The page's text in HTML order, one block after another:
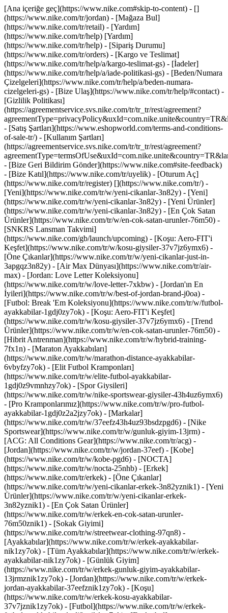
[Ana içeriğe geç](https://www.nike.com#skip-to-content) - []
(https://www.nike.com/tr/jordan) - [Mağaza Bul]
(https://www.nike.com/tr/retail) - [Yardım]
(https://www.nike.com/tr/help) [Yardım]
(https://www.nike.com/tr/help) - [Sipariş Durumu]
(https://www.nike.com/tr/orders) - [Kargo ve Teslimat]
(https://www.nike.com/tr/help/a/kargo-teslimat-gs) - [İadeler]
(https://www.nike.com/tr/help/a/iade-politikasi-gs) - [Beden/Numara
Çizelgeleri](https://www.nike.com/tr/help/a/beden-numara-
cizelgeleri-gs) - [Bize Ulaş](https://www.nike.com/tr/help/#contact) -
[Gizlilik Politikası]
(https://agreementservice.svs.nike.com/tr/tr_tr/rest/agreement?
- [Satış Şartları](https://www.eshopworld.com/terms-and-conditions-
of-sale-tr/) - [Kullanım Şartları]
(https://agreementservice.svs.nike.com/tr/tr_tr/rest/agreement?
- [Bize Geri Bildirim Gönder](https://www.nike.com#site-feedback)
- [Bize Katıl](https://www.nike.com/tr/uyelik) - [Oturum Aç]
(https://www.nike.com/tr/register) [](https://www.nike.com/tr/) -
[Yeni](https://www.nike.com/tr/w/yeni-cikanlar-3n82y) - [Yeni]
(https://www.nike.com/tr/w/yeni-cikanlar-3n82y) - [Yeni Ürünler]
(https://www.nike.com/tr/w/yeni-cikanlar-3n82y) - [En Çok Satan
Ürünler](https://www.nike.com/tr/w/en-cok-satan-urunler-76m50) -
[SNKRS Lansman Takvimi]
(https://www.nike.com/gb/launch/upcoming) - [Koşu: Aero-FIT'i
Keşfet](https://www.nike.com/tr/w/kosu-giysiler-37v7jz6ymx6) -
[Öne Çıkanlar](https://www.nike.com/tr/w/yeni-cikanlar-just-in-
3apgqz3n82y) - [Air Max Dünyası](https://www.nike.com/tr/air-
max) - [Jordan: Love Letter Koleksiyonu]
(https://www.nike.com/tr/w/love-letter-7xkbw) - [Jordan'ın En
İyileri](https://www.nike.com/tr/w/best-of-jordan-brand-j0oa) -
[Futbol: Break 'Em Koleksiyonu](https://www.nike.com/tr/w/futbol-
ayakkabilar-1gdj0zy7ok) - [Koşu: Aero-FIT'i Keşfet]
(https://www.nike.com/tr/w/kosu-giysiler-37v7jz6ymx6) - [Trend
Ürünler](https://www.nike.com/tr/w/en-cok-satan-urunler-76m50) -
[Hibrit Antrenman](https://www.nike.com/tr/w/hybrid-training-
7fx1n) - [Maraton Ayakkabıları]
(https://www.nike.com/tr/w/marathon-distance-ayakkabilar-
6vbyfzy7ok) - [Elit Futbol Kramponları]
(https://www.nike.com/tr/w/elite-futbol-ayakkabilar-
1gdj0z9vmnhzy7ok) - [Spor Giysileri]
(https://www.nike.com/tr/w/nike-sportswear-giysiler-43h4uz6ymx6)
- [Pro Kramponlarımız](https://www.nike.com/tr/w/pro-futbol-
ayakkabilar-1gdj0z2a2jzy7ok) - [Markalar]
(https://www.nike.com/tr/w/37eefz43h4uz93bsdzpgd6) - [Nike
Sportswear](https://www.nike.com/tr/w/gunluk-giyim-13jrm) -
[ACG: All Conditions Gear](https://www.nike.com/tr/acg) -
[Jordan](https://www.nike.com/tr/w/jordan-37eef) - [Kobe]
(https://www.nike.com/tr/w/kobe-pgd6) - [NOCTA]
(https://www.nike.com/tr/w/nocta-25nhb) - [Erkek]
(https://www.nike.com/tr/erkek) - [Öne Çıkanlar]
(https://www.nike.com/tr/w/yeni-cikanlar-erkek-3n82yznik1) - [Yeni
Ürünler](https://www.nike.com/tr/w/yeni-cikanlar-erkek-
3n82yznik1) - [En Çok Satan Ürünler]
(https://www.nike.com/tr/w/erkek-en-cok-satan-urunler-
76m50znik1) - [Sokak Giyimi]
(https://www.nike.com/tr/w/streetwear-clothing-97qn8) -
[Ayakkabılar](https://www.nike.com/tr/w/erkek-ayakkabilar-
nik1zy7ok) - [Tüm Ayakkabılar](https://www.nike.com/tr/w/erkek-
ayakkabilar-nik1zy7ok) - [Günlük Giyim]
(https://www.nike.com/tr/w/erkek-gunluk-giyim-ayakkabilar-
13jrmznik1zy7ok) - [Jordan](https://www.nike.com/tr/w/erkek-
jordan-ayakkabilar-37eefznik1zy7ok) - [Koşu]
(https://www.nike.com/tr/w/erkek-kosu-ayakkabilar-
37v7jznik1zy7ok) - [Futbol](https://www.nike.com/tr/w/erkek-